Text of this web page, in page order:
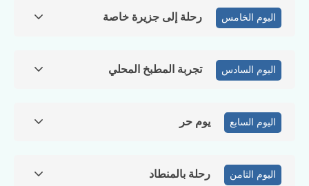
اليوم الخامس رحلة إلى جزيرة خاصة
اليوم السادس تجربة المطبخ المحلي
اليوم السابع يوم حر
اليوم الثامن رحلة بالمنطاد